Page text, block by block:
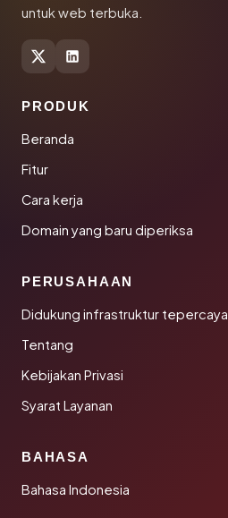
untuk web terbuka.
PRODUK
Beranda
Fitur
Cara kerja
Domain yang baru diperiksa
PERUSAHAAN
Didukung infrastruktur tepercaya
Tentang
Kebijakan Privasi
Syarat Layanan
BAHASA
Bahasa Indonesia